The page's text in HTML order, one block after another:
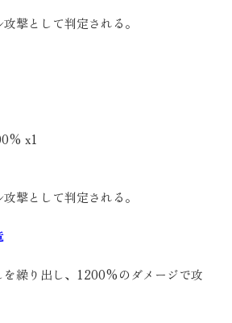
撃として判定される。
x1
撃として判定される。
繰り出し、1200%のダメージで攻